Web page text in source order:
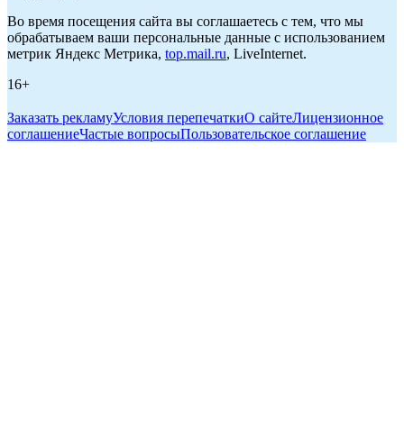
Во время посещения сайта вы соглашаетесь с тем, что мы
обрабатываем ваши персональные данные с использованием
метрик Яндекс Метрика, top.mail.ru, LiveInternet.
16+
Заказать рекламуУсловия перепечаткиО сайтеЛицензионное
соглашениеЧастые вопросыПользовательское соглашение